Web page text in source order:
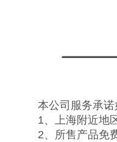
本公司服务承
1、上海附近地
2、所售产品免